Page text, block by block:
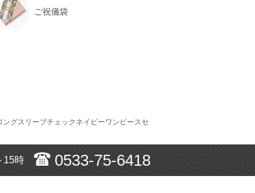
の服装もレンタルで良いと思いまし
ご祝儀袋
ングスリーブチェックネイビーワンピースセ
15時 0533-75-6418